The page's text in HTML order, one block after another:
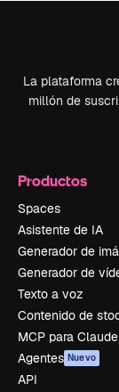
La plataforma
millón de
Productos
Spaces
Asistente de IA
Generador de
Generador de
Texto a voz
Contenido de
MCP para
Agentes Nuevo
API